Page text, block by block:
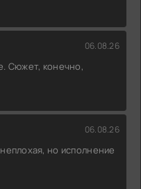
06.08.26
Сюжет, конечно,
06.08.26
но исполнение